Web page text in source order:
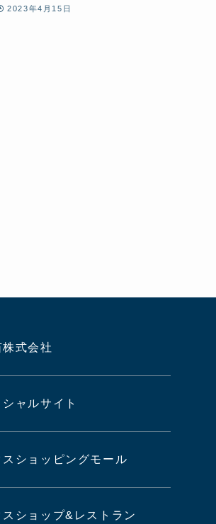
ト』の取材を受けました
2023年4月15日
式会社
ャルサイト
ショッピングモール
ショップ&レストラン